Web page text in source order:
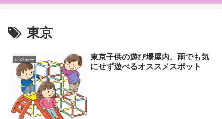
東京
レジャー
東京子供の遊び場屋内。雨でも気
にせず遊べるオススメスポット